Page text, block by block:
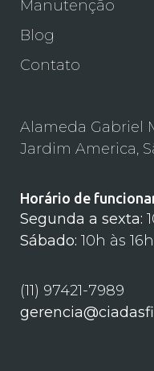
Manutenção
Blog
Contato
Alameda Gabriel
Jardim America,
Horário de
Segunda a sexta:
Sábado: 10h às 16h
(11) 97421-7989